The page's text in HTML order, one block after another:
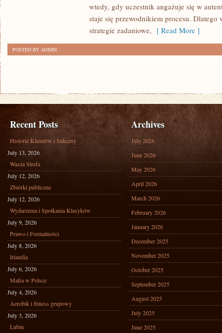
wtedy, gdy uczestnik angażuje się w
staje się przewodnikiem procesu.
strategie zadaniowe, [ Read More ]
POSTED BY ADMIN
Recent Posts
Historie Klientów i Sukcesy
July 13, 2026
Wasza Strefa
July 12, 2026
Zbiórki publiczne
July 12, 2026
Wydarzenia i Spotkania Klasyków
July 9, 2026
Prawo i Formalności
July 8, 2026
Irlandia
July 6, 2026
Mafia w Polsce
July 4, 2026
Aerobik i fitness grupowy
July 3, 2026
Lubin
Archives
July 2026
June 2026
May 2026
April 2026
March 2026
February 2026
January 2026
December 2025
November 2025
October 2025
September 2025
August 2025
July 2025
June 2025